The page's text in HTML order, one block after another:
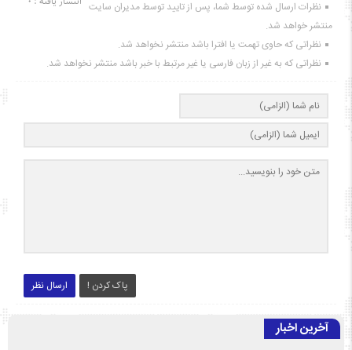
نظرات ارسال شده توسط شما، پس از تایید توسط مدیران سایت
منتشر خواهد شد.
نظراتی که حاوی تهمت یا افترا باشد منتشر نخواهد شد.
نظراتی که به غیر از زبان فارسی یا غیر مرتبط با خبر باشد منتشر نخواهد شد.
ارسال نظر پاک کردن !
آخرین اخبار